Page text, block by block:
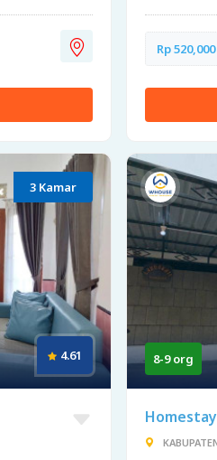
Rp 520,000
3 Kamar
4.61 8-9 org